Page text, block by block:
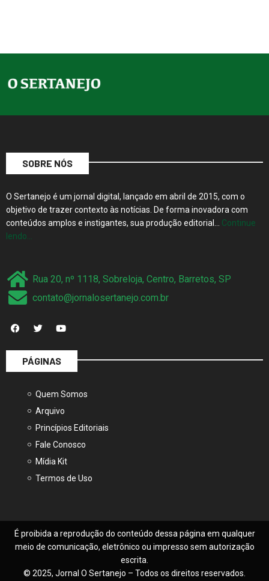
SOBRE NÓS
O Sertanejo é um jornal digital, lançado em abril de 2015, com o
objetivo de trazer contexto às notícias. De forma inovadora com
conteúdos amplos e instigantes, sua produção editorial… Continue
lendo…
Rua 20, nº 1118, Sobreloja, Centro, Barretos, SP
contato@jornalosertanejo.com.br
PÁGINAS
Quem Somos
Arquivo
Princípios Editoriais
Fale Conosco
Mídia Kit
Termos de Uso
É proibida a reprodução do conteúdo dessa página em qualquer
meio de comunicação, eletrônico ou impresso sem autorização
escrita.
© 2025, Jornal O Sertanejo – Todos os direitos reservados.